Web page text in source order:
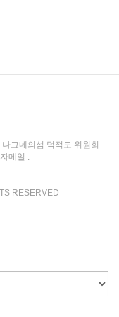
그네의섬 덕적도 위원회
메일 :
RESERVED